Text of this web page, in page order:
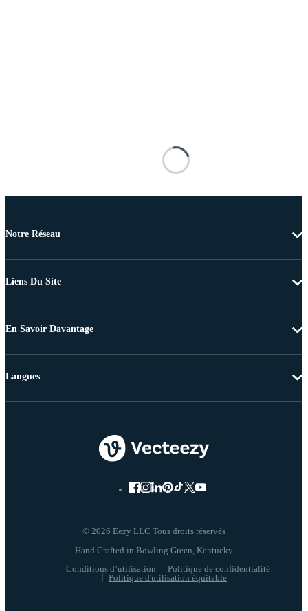
Notre Réseau
Liens Du Site
En Savoir Davantage
© 2026 Eezy LLC Tous droits réservés
Conditions d’utilisation
Politique de confidentialité
Politique d'utilisation équitable
Langues